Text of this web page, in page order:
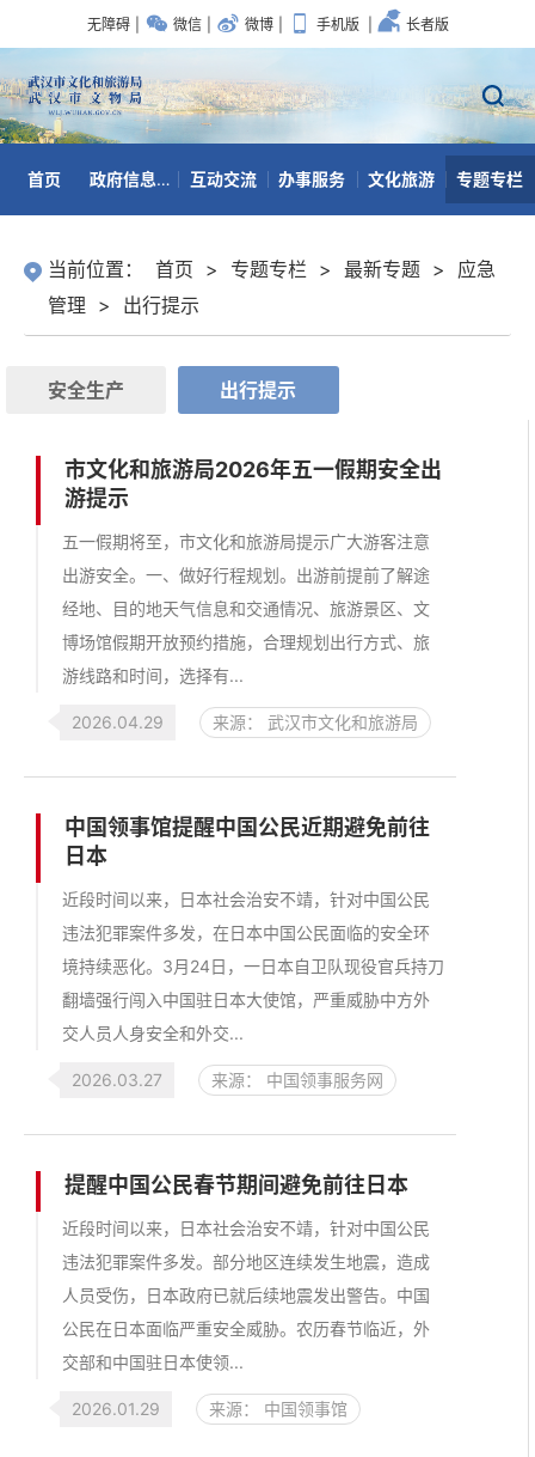
无障碍 微信 微博 手机版 长者版
首页 政府信息公开 互动交流 办事服务 文化旅游 专题专栏
当前位置： 首页 > 专题专栏 > 最新专题 >
应急
管理 > 出行提示
安全生产 出行提示
市文化和旅游局2026年五一假期安全出
游提示
五一假期将至，市文化和旅游局提示广大游客注意
出游安全。一、做好行程规划。出游前提前了解途
经地、目的地天气信息和交通情况、旅游景区、文
博场馆假期开放预约措施，合理规划出行方式、旅
游线路和时间，选择有...
2026.04.29 来源： 武汉市文化和旅游局
中国领事馆提醒中国公民近期避免前往
日本
近段时间以来，日本社会治安不靖，针对中国公民
违法犯罪案件多发，在日本中国公民面临的安全环
境持续恶化。3月24日，一日本自卫队现役官兵持刀
翻墙强行闯入中国驻日本大使馆，严重威胁中方外
交人员人身安全和外交...
2026.03.27 来源： 中国领事服务网
提醒中国公民春节期间避免前往日本
近段时间以来，日本社会治安不靖，针对中国公民
违法犯罪案件多发。部分地区连续发生地震，造成
人员受伤，日本政府已就后续地震发出警告。中国
公民在日本面临严重安全威胁。农历春节临近，外
交部和中国驻日本使领...
2026.01.29 来源： 中国领事馆